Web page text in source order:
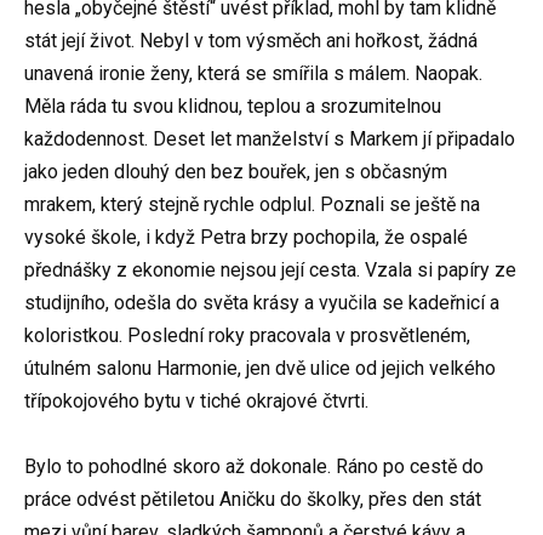
hesla „obyčejné štěstí“ uvést příklad, mohl by tam klidně
stát její život. Nebyl v tom výsměch ani hořkost, žádná
unavená ironie ženy, která se smířila s málem. Naopak.
Měla ráda tu svou klidnou, teplou a srozumitelnou
každodennost. Deset let manželství s Markem jí připadalo
jako jeden dlouhý den bez bouřek, jen s občasným
mrakem, který stejně rychle odplul. Poznali se ještě na
vysoké škole, i když Petra brzy pochopila, že ospalé
přednášky z ekonomie nejsou její cesta. Vzala si papíry ze
studijního, odešla do světa krásy a vyučila se kadeřnicí a
koloristkou. Poslední roky pracovala v prosvětleném,
útulném salonu Harmonie, jen dvě ulice od jejich velkého
třípokojového bytu v tiché okrajové čtvrti.
Bylo to pohodlné skoro až dokonale. Ráno po cestě do
práce odvést pětiletou Aničku do školky, přes den stát